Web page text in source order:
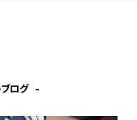
ログ